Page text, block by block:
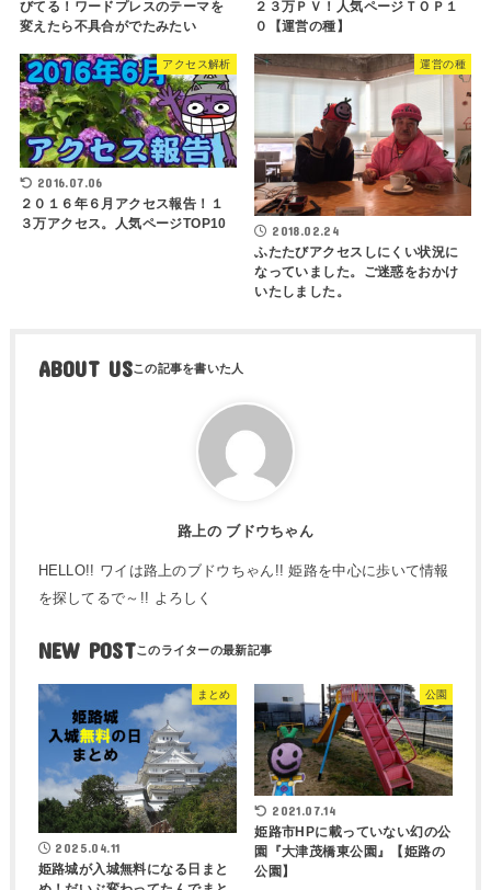
びてる！ワードプレスのテーマを
変えたら不具合がでたみたい
２３万ＰＶ！人気ページＴＯＰ１
０【運営の種】
アクセス解析
2016.07.06
２０１６年６月アクセス報告！１
３万アクセス。人気ページTOP10
運営の種
2018.02.24
ふたたびアクセスしにくい状況に
なっていました。ご迷惑をおかけ
いたしました。
ABOUT US
路上の ブドウちゃん
HELLO!! ワイは路上のブドウちゃん!! 姫路を中心に歩いて情報
を探してるで～!! よろしく
NEW POST
まとめ
2025.04.11
姫路城が入城無料になる日まと
公園
2021.07.14
姫路市HPに載っていない幻の公
園『大津茂橋東公園』【姫路の
公園】